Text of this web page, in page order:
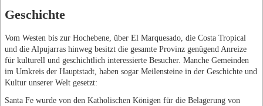
Geschichte
Vom Westen bis zur Hochebene, über El Marquesado, die Costa Tropical
und die Alpujarras hinweg besitzt die gesamte Provinz genügend Anreize
für kulturell und geschichtlich interessierte Besucher. Manche Gemeinden
im Umkreis der Hauptstadt, haben sogar Meilensteine in der Geschichte und
Kultur unserer Welt gesetzt:
Santa Fe wurde von den Katholischen Königen für die Belagerung von